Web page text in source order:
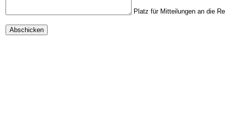
Platz für Mitteilungen an die